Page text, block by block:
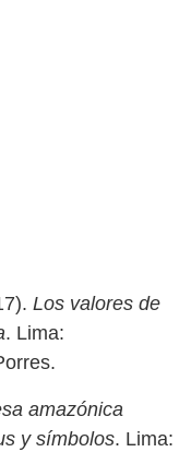
Los valores de
. Lima:
amazónica
y símbolos. Lima: